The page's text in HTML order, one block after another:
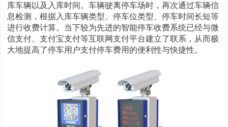
库车辆以及入库时间。车辆驶离停车场时，再次通过车辆信
息检测，根据入库车辆类型、停车位类型、停车时间长短等
进行收费计算。当下较为先进的智能停车收费系统已经与微
信支付、支付宝支付等互联网支付平台建立了联系，从而极
大地提高了停车用户支付停车费用的便利性与快捷性。